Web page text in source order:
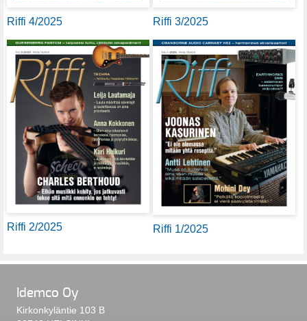
Riffi 4/2025 Riffi 3/2025
Riffi 2/2025 Riffi 1/2025
Idemco Oy
Kirkonkyläntie 103 B